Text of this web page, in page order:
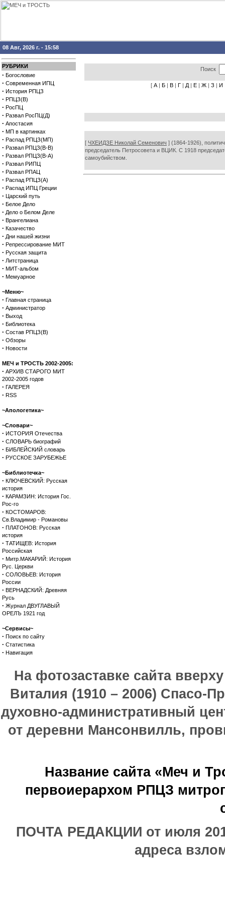
08 Авг, 2026 г. - 15:58
РУБРИКИ
· Богословие
· Современная ИПЦ
· История РПЦЗ
· РПЦЗ(В)
· РосПЦ
· Развал РосПЦ(Д)
· Апостасия
· МП в картинках
· Распад РПЦЗ(МП)
· Развал РПЦЗ(В-В)
· Развал РПЦЗ(В-А)
· Развал РИПЦ
· Развал РПАЦ
· Распад РПЦЗ(А)
· Распад ИПЦ Греции
· Царский путь
· Белое Дело
· Дело о Белом Деле
· Врангелиана
· Казачество
· Дни нашей жизни
· Репрессирование МИТ
· Русская защита
· Литстраница
· МИТ-альбом
· Мемуарное
~Меню~
· Главная страница
· Администратор
· Выход
· Библиотека
· Состав РПЦЗ(В)
· Обзоры
· Новости
МЕЧ и ТРОСТЬ 2002-2005:
· АРХИВ СТАРОГО МИТ
2002-2005 годов
· ГАЛЕРЕЯ
· RSS
~Апологетика~
~Словари~
· ИСТОРИЯ Отечества
· СЛОВАРЬ биографий
· БИБЛЕЙСКИЙ словарь
· РУССКОЕ ЗАРУБЕЖЬЕ
~Библиотечка~
· КЛЮЧЕВСКИЙ: Русская
история
· КАРАМЗИН: История Гос.
Рос-го
· КОСТОМАРОВ:
Св.Владимир - Романовы
· ПЛАТОНОВ: Русская
история
· ТАТИЩЕВ: История
Российская
· Митр.МАКАРИЙ: История
Рус. Церкви
· СОЛОВЬЕВ: История
России
· ВЕРНАДСКИЙ: Древняя
Русь
· Журнал ДВУГЛАВЫЙ
ОРЕЛЪ 1921 год
~Сервисы~
· Поиск по сайту
· Статистика
· Навигация
Поиск
[ А | Б | В | Г | Д | Е | Ж | З | И
[ ЧХЕИДЗЕ Николай Семенович ] (1864-1926),
председатель Петросовета и ВЦИК. С 1918
самоубийством.
На фотозаставке сайта
Виталия (1910 – 2006) Спасо-
духовно-административный
от деревни Мансонвилль,
Название сайта «Меч и
первоиерархом РПЦЗ
ПОЧТА РЕДАКЦИИ от июля
адреса